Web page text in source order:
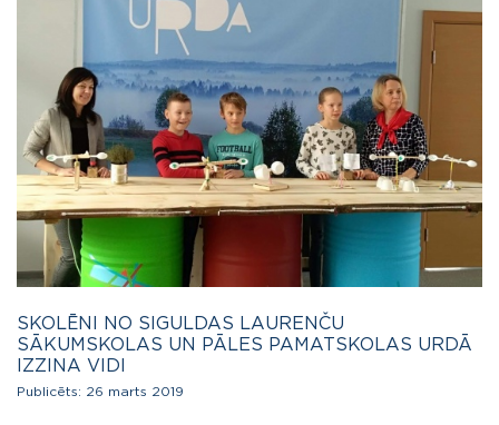
SKOLĒNI NO SIGULDAS LAURENČU
SĀKUMSKOLAS UN PĀLES PAMATSKOLAS URDĀ
IZZINA VIDI
Publicēts: 26 marts 2019